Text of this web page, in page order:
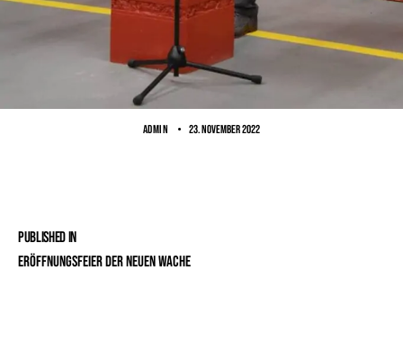
ADMIN 23. November 2022
Published in
Eröffnungsfeier der neuen Wache